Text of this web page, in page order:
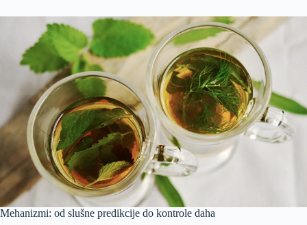
Mehanizmi: od slušne predikcije do kontrole daha